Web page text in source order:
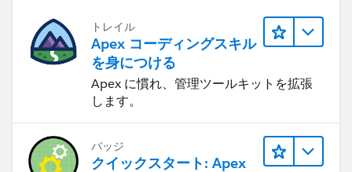
トレイル
Apex コーディングスキル
を身につける
Apex に慣れ、管理ツールキットを拡張
します。
バッジ
クイックスタート: Apex